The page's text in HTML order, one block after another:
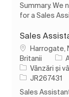
Summary. We
for a Sales
Sales
LocHarrogate,
Britanii
Categorie
Vânzări și
Job IdJR267431
Sales